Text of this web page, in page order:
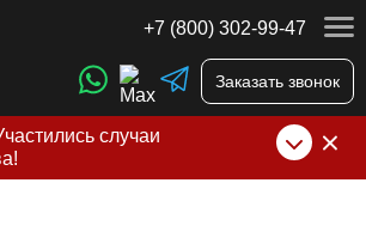
+7 (800) 302-99-47
Заказать звонок
случаи